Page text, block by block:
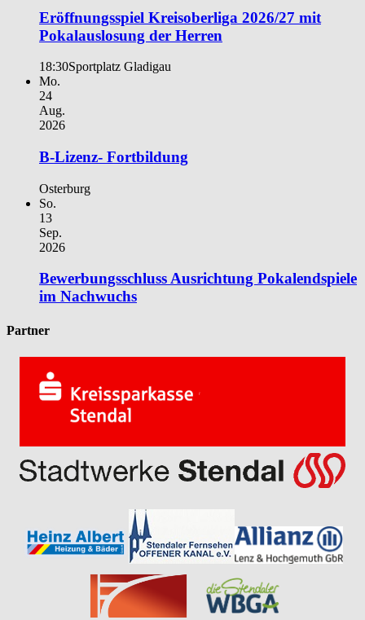
Eröffnungsspiel Kreisoberliga 2026/27 mit
Pokalauslosung der Herren
18:30Sportplatz Gladigau
Mo.
24
Aug.
2026
B-Lizenz- Fortbildung
Osterburg
So.
13
Sep.
2026
Bewerbungsschluss Ausrichtung Pokalendspiele
im Nachwuchs
Partner